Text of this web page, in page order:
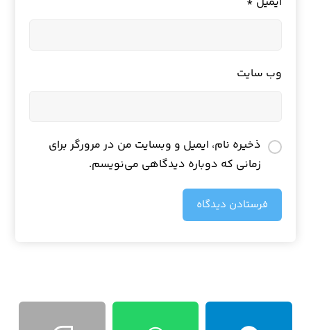
وب‌ سایت
ذخیره نام، ایمیل و وبسایت من در مرورگر برای
زمانی که دوباره دیدگاهی می‌نویسم.
فرستادن دیدگاه